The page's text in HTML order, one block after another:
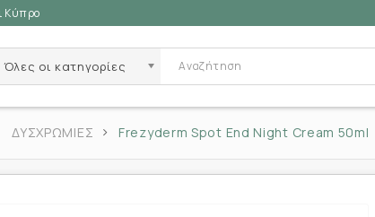
Κύπρο
Όλες οι κατηγορίες
ΔΥΣΧΡΩΜΙΕΣ Frezyderm Spot End Night Cream 50ml